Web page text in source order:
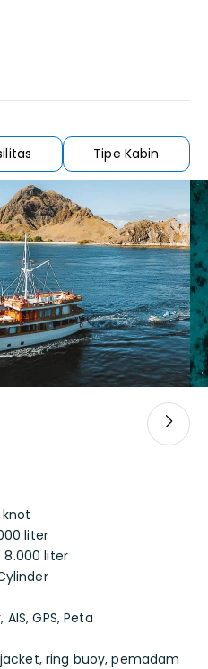
Tipe Kabin
knot
liter
8.000 liter
GPS, Peta
ring buoy, pemadam